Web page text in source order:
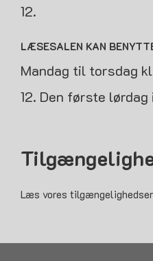
12.
LÆSESALEN KAN
Mandag til torsdag
12. Den første lørdag
Læs vores